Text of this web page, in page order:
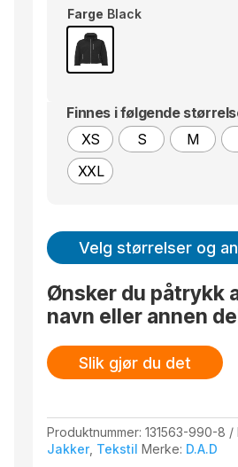
Farge Black
Finnes i følgende
XS
S M
XXL
Velg størrelser og
Ønsker du påtrykk
navn eller annen
Slik gjør du det
Produktnummer:131563-990-8
Jakker, Tekstil Merke: D.A.D